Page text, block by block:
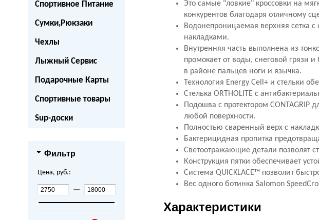
Спортивное Питание
Сумки,Рюкзаки
Чехлы
Лыжный Сервис
Подарочные Карты
Спортивные товары
Sup-доски
Фильтр
Цена, руб.:
—
Это самые "ловкие" кроссовки на
конкурентов благодаря отличному
Водонепроницаемая верхняя
накладками.
Внутренняя часть выполнена из
промокает от воды, снеговой грязи
в районе пальцев ноги и язычка.
Технология Energy Cell+ и стельки
Стелька ORTHOLITE с
Подошва с протектором CONTAGRIP
любой поверхности.
Полностью сваренный верх с
Бактерицидная пропитка
Светоотражающие детали позволят
Конструкция пятки обеспечивает
Система QUICKLACE™ позволит
Вес одного ботинка Salomon
Характеристики